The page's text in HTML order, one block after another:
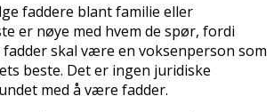
faddere blant familie eller
er nøye med hvem de spør, fordi
skal være en voksenperson som
beste. Det er ingen juridiske
med å være fadder.